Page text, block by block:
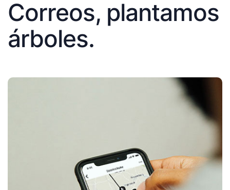
Correos, plantamos
árboles.